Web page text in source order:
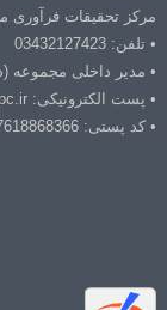
مرکز تحقیقات فرآوری
• تلفن: 03432127423
• مدیر داخلی مجموعه (دکتر
• پست الکترونیکی: info@kmpc.ir
• کد پستی: 7618868366